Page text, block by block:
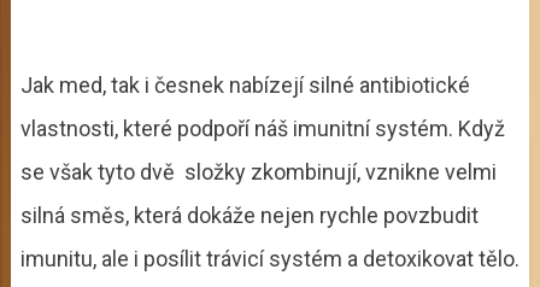
Jak med, tak i česnek nabízejí silné antibiotické
vlastnosti, které podpoří náš imunitní systém. Když
se však tyto dvě složky zkombinují, vznikne velmi
silná směs, která dokáže nejen rychle povzbudit
imunitu, ale i posílit trávicí systém a detoxikovat tělo.